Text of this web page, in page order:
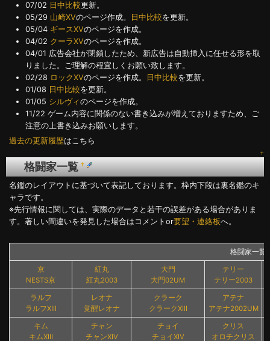
07/02 日中比較更新。
05/29 山崎XVのページ作成。 日中比較を更新。
05/04 ギースXVのページを作成。
04/02 クーラXVのページを作成。
04/01 広告会社が閉鎖したため、新広告は自動挿入に任せる形を取
りました。ご理解の程宜しくお願い致します。
02/28 ロックXVのページを作成。 日中比較を更新。
01/08 日中比較を更新。
01/05 シルヴィのページを作成。
11/22 ゲーム内容に関係のない書き込みが増えておりますため、ご
注意の上書き込みお願いします。
過去の更新履歴はこちら
↑
格闘家一覧†
名鑑のレイアウトに基づいて表記しております。枠内下段は裏名鑑のキ
ャラです。
※先行情報に関しては、実際のデータと若干の誤差がある場合がありま
す。著しい間違いを発見した場合はコメントor要望・連絡板へ。
格闘家一覧(
京
NESTS京
紅丸
紅丸2003
大門
大門02UM
テリー
テリー2003
ラルフ
ラルフXIII
レオナ
覚醒レオナ
クラーク
クラークXIII
アテナ
アテナ2002UM
キム
キムXIII
チャン
チャンXIV
チョイ
チョイXIV
クリス
オロチクリス